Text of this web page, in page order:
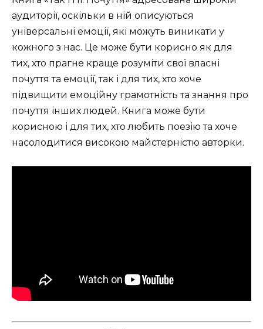
аудиторії, оскільки в ній описуються
універсальні емоції, які можуть виникати у
кожного з нас. Це може бути корисно як для
тих, хто прагне краще розуміти свої власні
почуття та емоції, так і для тих, хто хоче
підвищити емоційну грамотність та знання про
почуття інших людей. Книга може бути
корисною і для тих, хто любить поезію та хоче
насолодитися високою майстерністю авторки.